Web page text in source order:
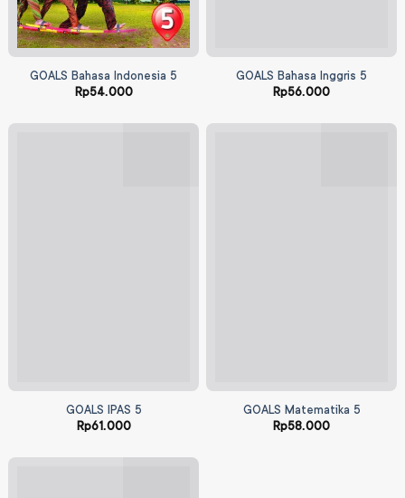
GOALS Bahasa Indonesia 5
Rp54.000
GOALS Bahasa Inggris 5
Rp56.000
GOALS IPAS 5
Rp61.000
GOALS Matematika 5
Rp58.000